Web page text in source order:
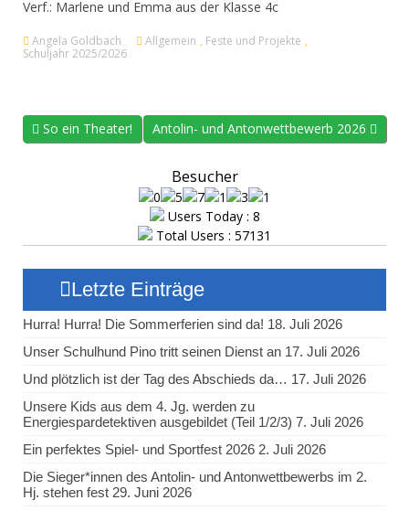
Verf.: Marlene und Emma aus der Klasse 4c
Angela Goldbach Allgemein , Feste und Projekte ,
Schuljahr 2025/2026
So ein Theater! Antolin- und Antonwettbewerb 2026
Besucher
Users Today : 8
Total Users : 57131
Letzte Einträge
Hurra! Hurra! Die Sommerferien sind da! 18. Juli 2026
Unser Schulhund Pino tritt seinen Dienst an 17. Juli 2026
Und plötzlich ist der Tag des Abschieds da… 17. Juli 2026
Unsere Kids aus dem 4. Jg. werden zu
Energiespardetektiven ausgebildet (Teil 1/2/3) 7. Juli 2026
Ein perfektes Spiel- und Sportfest 2026 2. Juli 2026
Die Sieger*innen des Antolin- und Antonwettbewerbs im 2.
Hj. stehen fest 29. Juni 2026